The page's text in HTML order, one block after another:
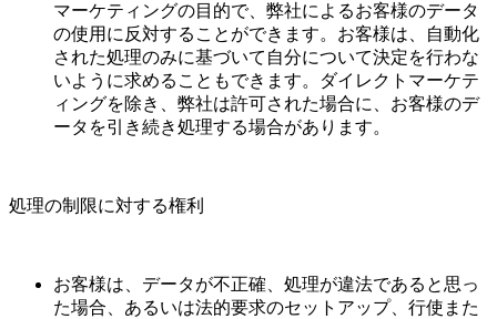
マーケティングの目的で、弊社によるお客様のデータ
の使用に反対することができます。お客様は、自動化
された処理のみに基づいて自分について決定を行わな
いように求めることもできます。ダイレクトマーケテ
ィングを除き、弊社は許可された場合に、お客様のデ
ータを引き続き処理する場合があります。
処理の制限に対する権利
お客様は、データが不正確、処理が違法であると思っ
た場合、あるいは法的要求のセットアップ、行使また